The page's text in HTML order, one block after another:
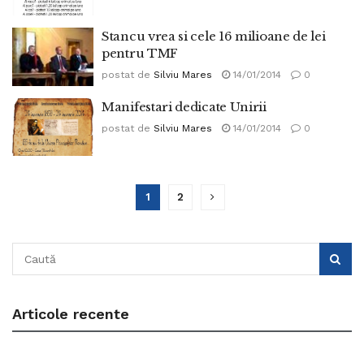
Stancu vrea si cele 16 milioane de lei
pentru TMF
postat de Silviu Mares 14/01/2014 0
Manifestari dedicate Unirii
postat de Silviu Mares 14/01/2014 0
1 2
Articole recente